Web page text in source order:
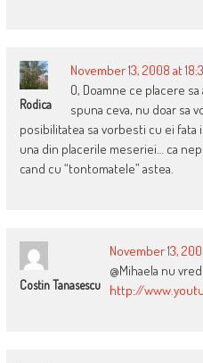
Rodica
November 13, 2008 at
O, Doamne ce placere
spuna ceva, nu doar sa
posibilitatea sa vorbesti cu ei fata
una din placerile meseriei… ca
cand cu “tontomatele” astea.
Costin Tanasescu
November 13,
@Mihaela nu
http://